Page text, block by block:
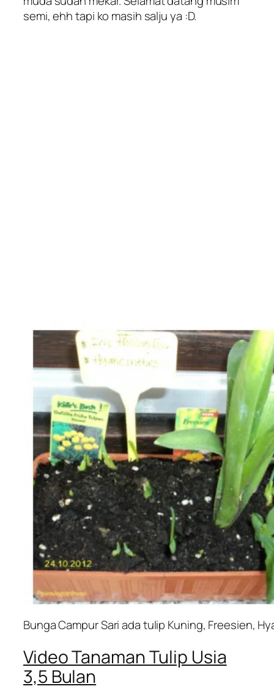
semi, ehh tapi ko masih salju ya :D.
Bunga Campur Sari ada tulip Kuning, Freesien,
Video Tanaman Tulip Usia
3,5 Bulan